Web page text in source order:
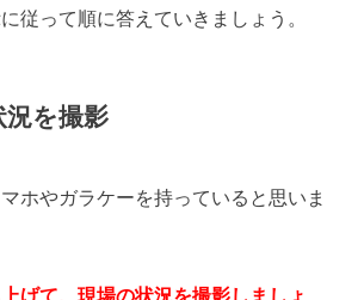
従って順に答えていきましょう。
況を撮影
ホやガラケーを持っていると思いま
げて、現場の状況を撮影しましょ